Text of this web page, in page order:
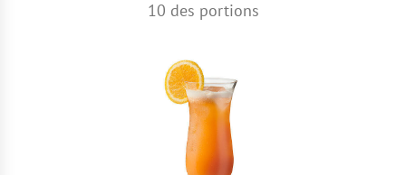
10 des portions